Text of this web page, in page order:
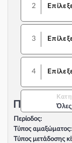
2
3
4
Όλες
Περιγραφή
Περίοδος:
Τύπος αμαξώματος:
Τύπος μετάδοσης